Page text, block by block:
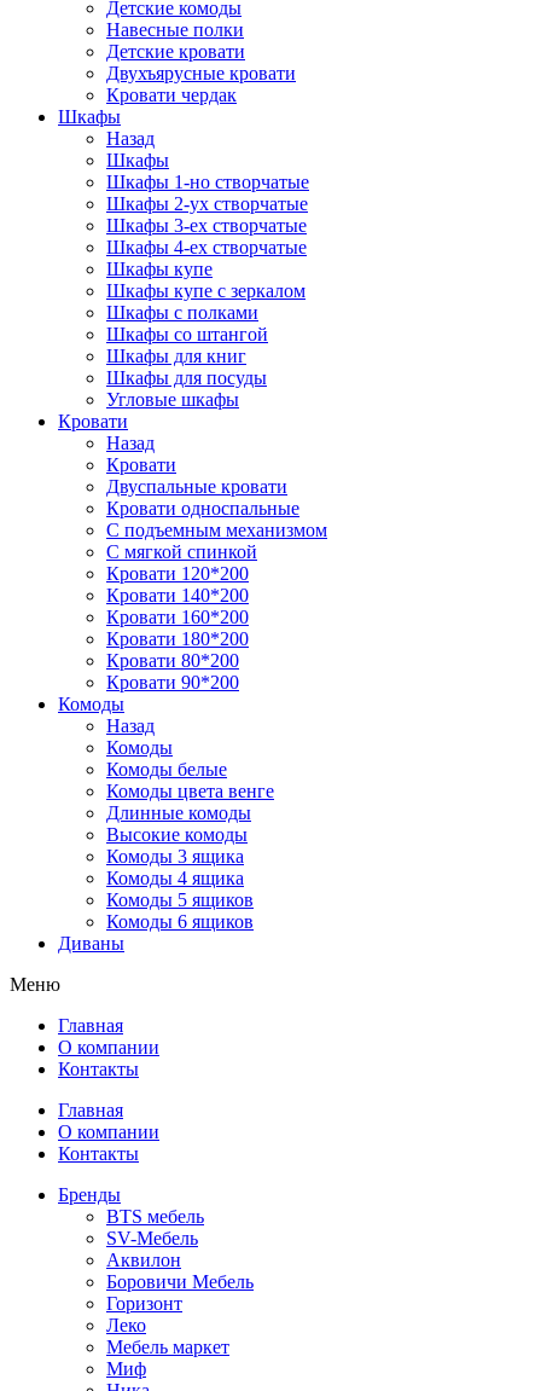
Детские комоды
Навесные полки
Детские кровати
Двухъярусные кровати
Кровати чердак
Шкафы
Назад
Шкафы
Шкафы 1-но створчатые
Шкафы 2-ух створчатые
Шкафы 3-ех створчатые
Шкафы 4-ех створчатые
Шкафы купе
Шкафы купе с зеркалом
Шкафы с полками
Шкафы со штангой
Шкафы для книг
Шкафы для посуды
Угловые шкафы
Кровати
Назад
Кровати
Двуспальные кровати
Кровати односпальные
С подъемным механизмом
С мягкой спинкой
Кровати 120*200
Кровати 140*200
Кровати 160*200
Кровати 180*200
Кровати 80*200
Кровати 90*200
Комоды
Назад
Комоды
Комоды белые
Комоды цвета венге
Длинные комоды
Высокие комоды
Комоды 3 ящика
Комоды 4 ящика
Комоды 5 ящиков
Комоды 6 ящиков
Диваны
Меню
Главная
О компании
Контакты
Главная
О компании
Контакты
Бренды
BTS мебель
SV-Мебель
Аквилон
Боровичи Мебель
Горизонт
Леко
Мебель маркет
Миф